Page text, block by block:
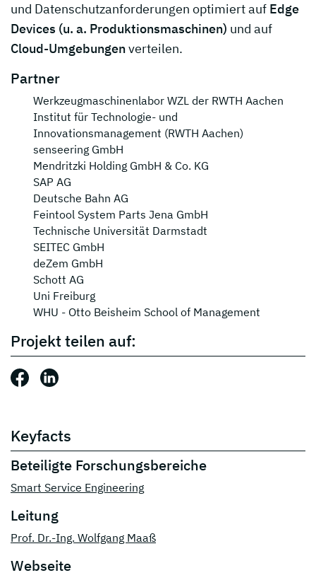
und Datenschutzanforderungen optimiert auf Edge
Devices (u. a. Produktionsmaschinen) und auf
Cloud-Umgebungenverteilen.
Partner
Werkzeugmaschinenlabor WZL der RWTH Aachen
Institut für Technologie- und
Innovationsmanagement (RWTH Aachen)
senseering GmbH
Mendritzki Holding GmbH & Co. KG
SAP AG
Deutsche Bahn AG
Feintool System Parts Jena GmbH
Technische Universität Darmstadt
SEITEC GmbH
deZem GmbH
Schott AG
Uni Freiburg
WHU - Otto Beisheim School of Management
Projekt teilen auf:
Beitrag teilen auf: Facebook
Beitrag teilen auf: LinkedIn
Keyfacts
Beteiligte Forschungsbereiche
Smart Service Engineering
Leitung
Prof. Dr.-Ing. Wolfgang Maaß
Webseite